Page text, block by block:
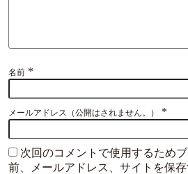
名前 *
メールアドレス（公開はされません。） *
次回のコメントで使用するため
前、メールアドレス、サイトを保存